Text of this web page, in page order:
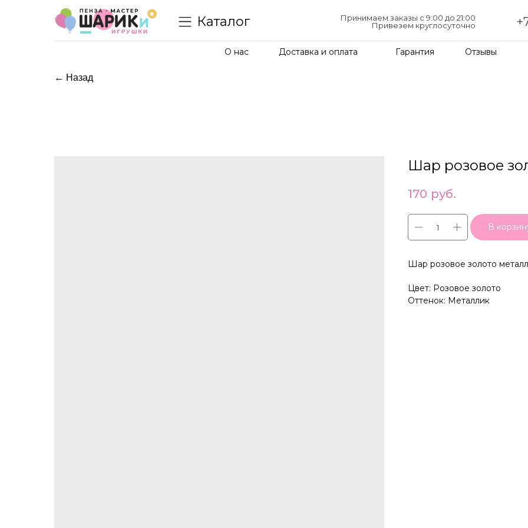
Принимаем заказы с 9:00 до 21:00
Привезем круглосуточно
Каталог
Доставка и оплата Гарантия Отзывы
О нас
← Назад
Шар розовое
170 руб.
В
Шар розовое золото
Цвет: Розовое золото
Оттенок: Металлик